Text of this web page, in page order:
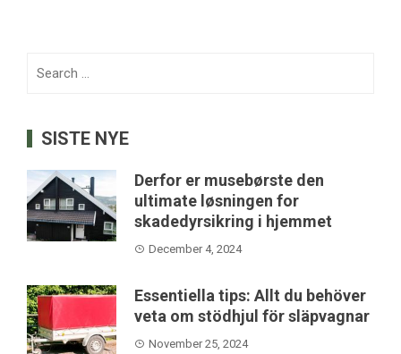
SISTE NYE
Derfor er musebørste den
ultimate løsningen for
skadedyrsikring i hjemmet
December 4, 2024
Essentiella tips: Allt du behöver
veta om stödhjul för släpvagnar
November 25, 2024